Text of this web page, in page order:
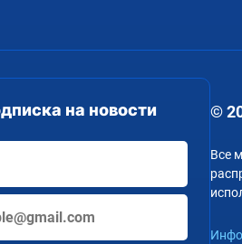
на новости ©
Все